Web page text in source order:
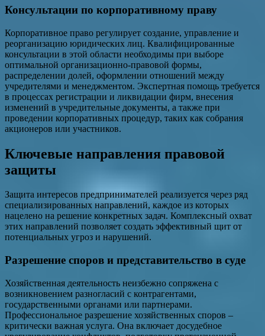
Консультации по корпоративному праву
Корпоративное право регулирует создание, управление и
реорганизацию юридических лиц. Квалифицированные
консультации в этой области необходимы при выборе
оптимальной организационно-правовой формы,
распределении долей, оформлении отношений между
учредителями и менеджментом. Экспертная помощь требуется
в процессах регистрации и ликвидации фирм, внесения
изменений в учредительные документы, а также при
проведении корпоративных процедур, таких как собрания
акционеров или участников.
Ключевые направления правовой
защиты
Защита интересов предпринимателей реализуется через ряд
специализированных направлений, каждое из которых
нацелено на решение конкретных задач. Комплексный охват
этих направлений позволяет создать эффективный щит от
потенциальных угроз и нарушений.
Разрешение споров и представительство в суде
Хозяйственная деятельность неизбежно сопряжена с
возникновением разногласий с контрагентами,
государственными органами или партнерами.
Профессиональное разрешение хозяйственных споров –
критически важная услуга. Она включает досудебное